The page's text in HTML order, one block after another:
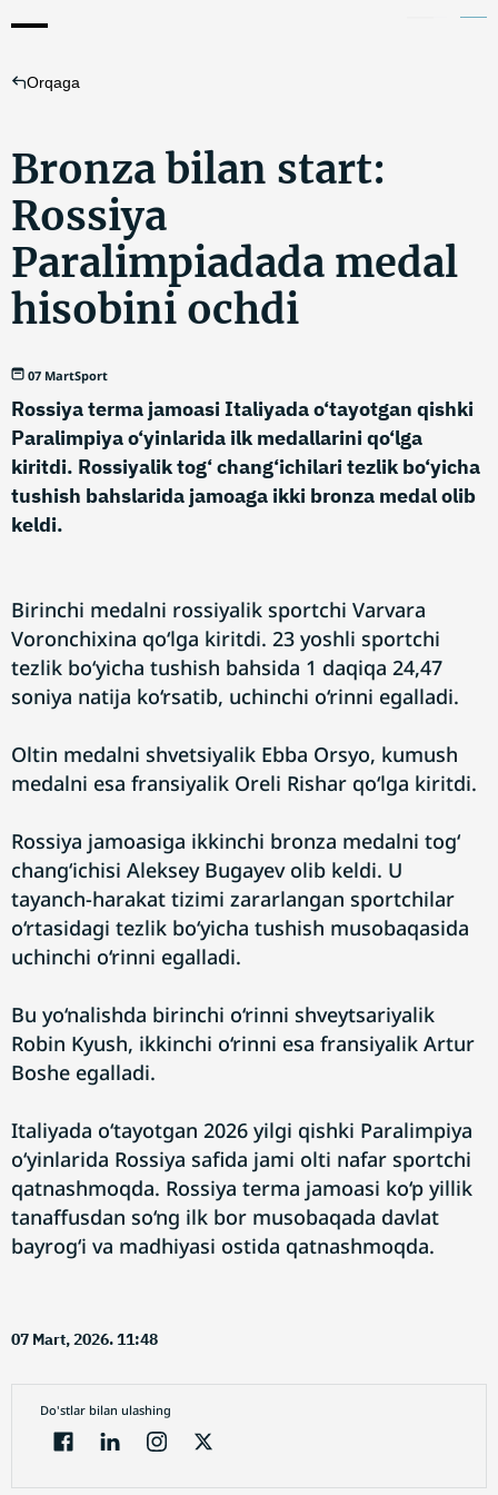
Orqaga
Bronza bilan start:
Rossiya
Paralimpiadada medal
hisobini ochdi
07 MartSport
Rossiya terma jamoasi Italiyada o‘tayotgan qishki
Paralimpiya o‘yinlarida ilk medallarini qo‘lga
kiritdi. Rossiyalik tog‘ chang‘ichilari tezlik bo‘yicha
tushish bahslarida jamoaga ikki bronza medal olib
keldi.
Birinchi medalni rossiyalik sportchi Varvara
Voronchixina qo‘lga kiritdi. 23 yoshli sportchi
tezlik bo‘yicha tushish bahsida 1 daqiqa 24,47
soniya natija ko‘rsatib, uchinchi o‘rinni egalladi.
Oltin medalni shvetsiyalik Ebba Orsyo, kumush
medalni esa fransiyalik Oreli Rishar qo‘lga kiritdi.
Rossiya jamoasiga ikkinchi bronza medalni tog‘
chang‘ichisi Aleksey Bugayev olib keldi. U
tayanch-harakat tizimi zararlangan sportchilar
o‘rtasidagi tezlik bo‘yicha tushish musobaqasida
uchinchi o‘rinni egalladi.
Bu yo‘nalishda birinchi o‘rinni shveytsariyalik
Robin Kyush, ikkinchi o‘rinni esa fransiyalik Artur
Boshe egalladi.
Italiyada o‘tayotgan 2026 yilgi qishki Paralimpiya
o‘yinlarida Rossiya safida jami olti nafar sportchi
qatnashmoqda. Rossiya terma jamoasi ko‘p yillik
tanaffusdan so‘ng ilk bor musobaqada davlat
bayrog‘i va madhiyasi ostida qatnashmoqda.
07 Mart, 2026. 11:48
Do'stlar bilan ulashing